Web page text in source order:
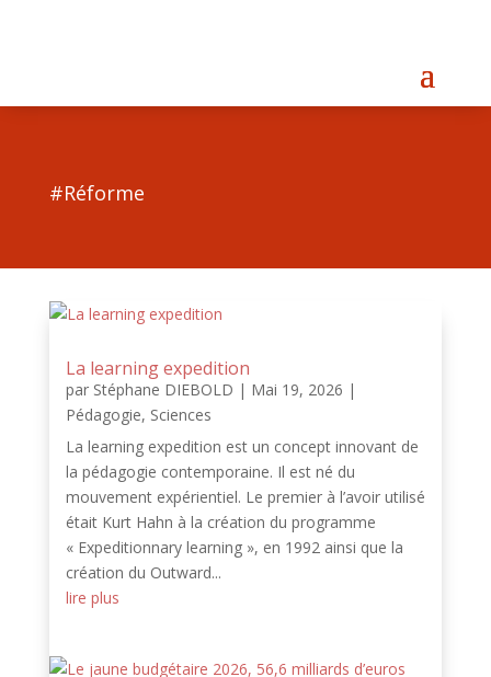
#Réforme
La learning expedition
par Stéphane DIEBOLD | Mai 19, 2026 |
Pédagogie, Sciences
La learning expedition est un concept innovant de
la pédagogie contemporaine. Il est né du
mouvement expérientiel. Le premier à l’avoir utilisé
était Kurt Hahn à la création du programme
« Expeditionnary learning », en 1992 ainsi que la
création du Outward...
lire plus